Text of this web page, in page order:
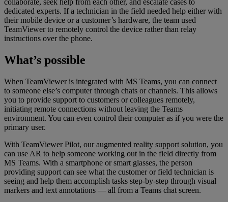
dedicated experts. If a technician in the field needed help either with
their mobile device or a customer’s hardware, the team used
TeamViewer to remotely control the device rather than relay
instructions over the phone.
What’s possible
When TeamViewer is integrated with MS Teams, you can connect
to someone else’s computer through chats or channels. This allows
you to provide support to customers or colleagues remotely,
initiating remote connections without leaving the Teams
environment. You can even control their computer as if you were the
primary user.
With TeamViewer Pilot, our augmented reality support solution, you
can use AR to help someone working out in the field directly from
MS Teams. With a smartphone or smart glasses, the person
providing support can see what the customer or field technician is
seeing and help them accomplish tasks step-by-step through visual
markers and text annotations — all from a Teams chat screen.